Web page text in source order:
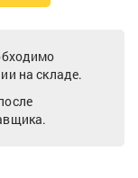
на складе.